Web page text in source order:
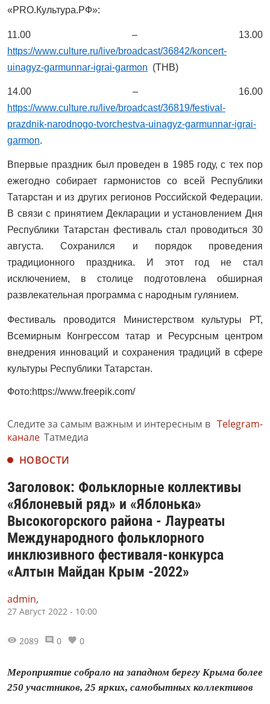
«PRO.Культура.РФ»:
11.00 – 13.00
https://www.culture.ru/live/broadcast/36842/koncert-
uinagyz-garmunnar-igrai-garmon (ТНВ)
14.00 – 16.00
https://www.culture.ru/live/broadcast/36819/festival-
prazdnik-narodnogo-tvorchestva-uinagyz-garmunnar-igrai-
garmon.
Впервые праздник был проведен в 1985 году, с тех пор
ежегодно собирает гармонистов со всей Республики
Татарстан и из других регионов Российской Федерации.
В связи с принятием Декларации и установлением Дня
Республики Татарстан фестиваль стал проводиться 30
августа. Сохранился и порядок проведения
традиционного праздника. И этот год не стал
исключением, в столице подготовлена обширная
развлекательная программа с народным гулянием.
Фестиваль проводится Министерством культуры РТ,
Всемирным Конгрессом татар и Ресурсным центром
внедрения инноваций и сохранения традиций в сфере
культуры Республики Татарстан.
Фото:https://www.freepik.com/
Следите за самым важным и интересным в Telegram-
канале Татмедиа
НОВОСТИ
Заголовок: Фольклорные коллективы
«Яблоневый ряд» и «Яблонька»
Высокогорского района - Лауреаты
Международного фольклорного
инклюзивного фестиваля-конкурса
«Алтын Майдан Крым -2022»
admin,
27 Август 2022 - 10:00
2089 0 0
Мероприятие собрало на западном берегу Крыма более
250 участников, 25 ярких, самобытных коллективов